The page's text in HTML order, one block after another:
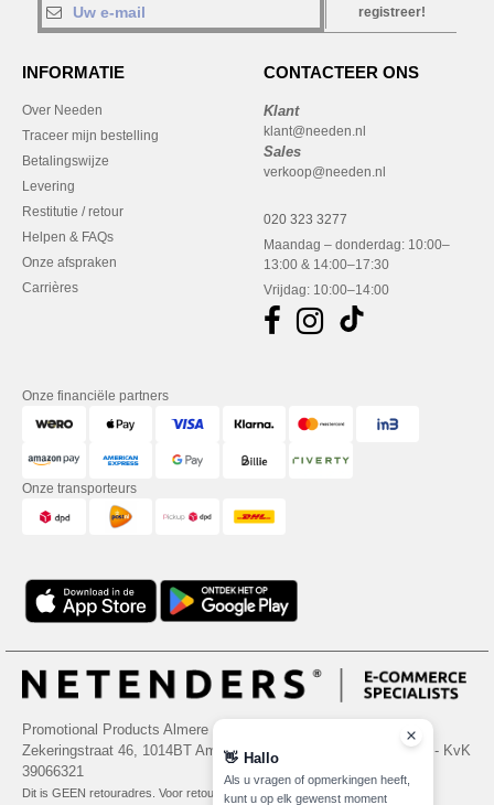
registreer!
INFORMATIE
Over Needen
Traceer mijn bestelling
Betalingswijze
Levering
Restitutie / retour
Helpen & FAQs
Onze afspraken
Carrières
CONTACTEER ONS
Klant
klant@needen.nl
Sales
verkoop@needen.nl
020 323 3277
Maandag – donderdag: 10:00–
13:00 & 14:00–17:30
Vrijdag: 10:00–14:00
Onze financiële partners
Onze transporteurs
Promotional Products Almere (P.P.A.) B.V.
Zekeringstraat 46, 1014BT Amsterdam - VAT NL 005596191B03 - KvK
39066321
Dit is GEEN retouradres. Voor retourzending, zie hier
👋 Hallo
Als u vragen of opmerkingen heeft,
kunt u op elk gewenst moment